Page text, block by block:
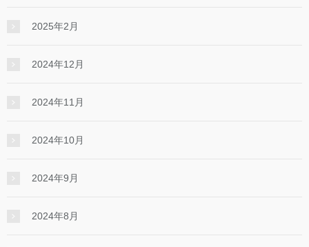
2025年2月
2024年12月
2024年11月
2024年10月
2024年9月
2024年8月